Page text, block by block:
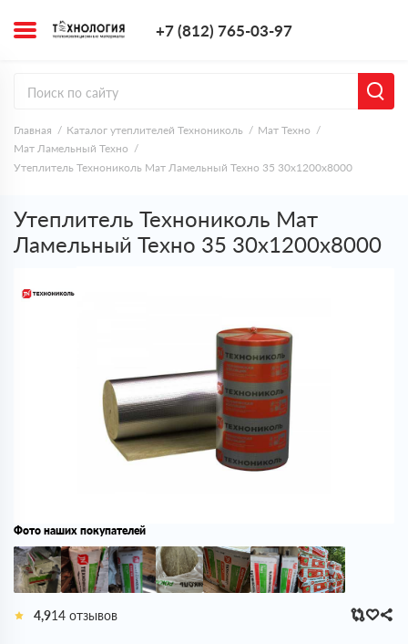
+7 (812) 765-03-97
Главная Каталог утеплителей Технониколь
Мат Техно
Мат Ламельный Техно
Утеплитель Технониколь Мат Ламельный Техно 35 30х1200х8000
Утеплитель Технониколь Мат
Ламельный Техно 35 30х1200х8000
Фото наших покупателей
4,9 14 отзывов